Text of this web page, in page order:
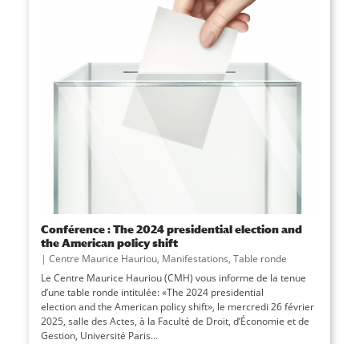
Conférence : The 2024 presidential election and
the American policy shift
| Centre Maurice Hauriou, Manifestations, Table ronde
Le Centre Maurice Hauriou (CMH) vous informe de la tenue
d’une table ronde intitulée: «The 2024 presidential
election and the American policy shift», le mercredi 26 février
2025, salle des Actes, à la Faculté de Droit, d’Économie et de
Gestion, Université Paris...